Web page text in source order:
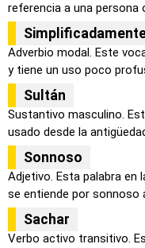
referencia a una persona
Adverbio modal. Este
y tiene un uso poco
Sultán
Sustantivo masculino.
usado desde la
Sonnoso
Adjetivo. Esta palabra en
se entiende por sonnoso
Sachar
Verbo activo transitivo.